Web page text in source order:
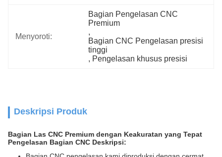
Menyoroti:
Bagian Pengelasan CNC
Premium
,
Bagian CNC Pengelasan presisi
tinggi
, Pengelasan khusus presisi
Deskripsi Produk
Bagian Las CNC Premium dengan Keakuratan yang Tepat
Pengelasan Bagian CNC Deskripsi: